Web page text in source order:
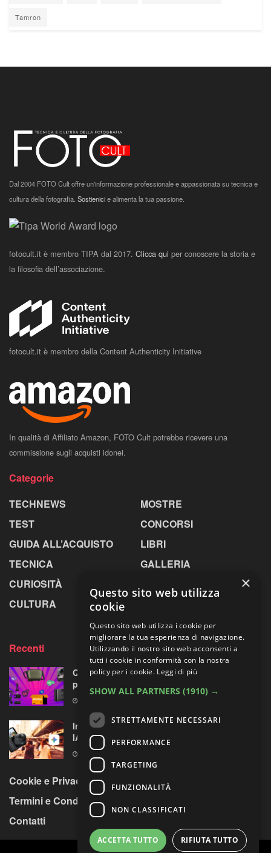
Tamron
Dal 2004 FOTO Cult offre un'informazione professionale e appassionata su tecnica e
cultura della fotografia. Sostienicie alimenta la tua passione.
fotocult.it è membro TIPA dal 2017. Clicca qui per conoscere la storia e
la filosofia dell’associazione.
fotocult.it è membro della Content Authenticity Initiative
In qualità di Affiliato Amazon, FOTO Cult potrebbe ricevere una
commissione sugli acquisti idonei.
Categorie
TECHNEWS
TEST
GUIDA ALL’ACQUISTO
TECNICA
CURIOSITÀ
CULTURA
MOSTRE
CONCORSI
LIBRI
GALLERIA
Recenti
Quattro accessori fotografici in sconto:
prodotti opposti, ma uno su quattro fa per te
Insta360 GO Ultra riceve l’assistente vocale
IA con Gemini di Google
Cookie e Privacy Policy
Termini e Condizioni
Contatti
×
Questo sito web utilizza
cookie
Questo sito web utilizza i cookie per
migliorare la tua esperienza di navigazione.
Utilizzando il nostro sito web acconsenti a
tutti i cookie in conformità con la nostra
policy per i cookie. Leggi di più
SHOW ALL PARTNERS (1910) →
STRETTAMENTE NECESSARI
PERFORMANCE
TARGETING
FUNZIONALITÀ
NON CLASSIFICATI
ACCETTA TUTTO RIFIUTA TUTTO